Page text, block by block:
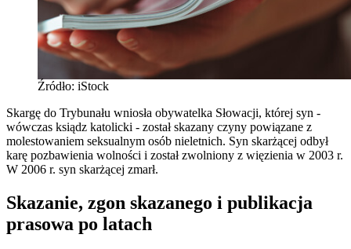
Źródło: iStock
Skargę do Trybunału wniosła obywatelka Słowacji, której syn -
wówczas ksiądz katolicki - został skazany czyny powiązane z
molestowaniem seksualnym osób nieletnich. Syn skarżącej odbył
karę pozbawienia wolności i został zwolniony z więzienia w 2003 r.
W 2006 r. syn skarżącej zmarł.
Skazanie, zgon skazanego i publikacja
prasowa po latach